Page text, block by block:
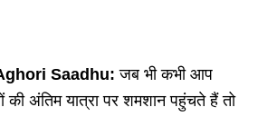
Saadhu: जब भी कभी आप
की अंतिम यात्रा पर शमशान पहुंचते हैं तो